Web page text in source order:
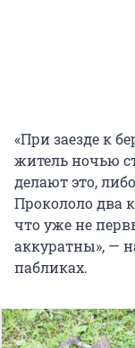
«При заезде к
житель ночью
делают это,
Прокололо два
что уже не
аккуратны», —
пабликах.